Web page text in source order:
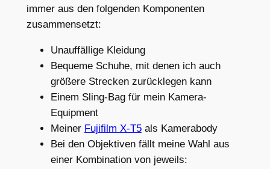
immer aus den folgenden Komponenten
zusammensetzt:
Unauffällige Kleidung
Bequeme Schuhe, mit denen ich auch
größere Strecken zurücklegen kann
Einem Sling-Bag für mein Kamera-
Equipment
Meiner Fujifilm X-T5als Kamerabody
Bei den Objektiven fällt meine Wahl aus
einer Kombination von jeweils: